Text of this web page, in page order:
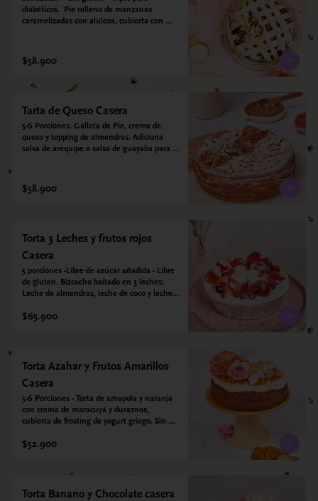
diabéticos.  Pie relleno de manzanas
caramelizadas con alulosa, cubierta con
de leche de coco y que envuelve todos los
sabores.
$58.900
Tarta de Queso Casera
5-6 Porciones. Galleta de Pie, crema de
queso y topping de almendras. Adiciona
salsa de arequipe o salsa de guayaba para
$58.900
Torta 3 Leches y frutos rojos
Casera
5 porciones -Libre de azúcar añadida - Libre
de gluten. Bizcocho bañado en 3 leches:
Leche de almendras, leche de coco y leche
de arroz, harina de quinoa, huevo, leche de
*contiene un derivado de proteína láctea
conocido como caseína. Topping: Fresas y
Arándanos.
$65.900
Torta Azahar y Frutos Amarillos
Casera
5-6 Porciones - Torta de amapola y naranja
con crema de maracuyá y duraznos,
cubierta de frosting de yogurt griego. Sin
$52.900
Torta Banano y Chocolate casera